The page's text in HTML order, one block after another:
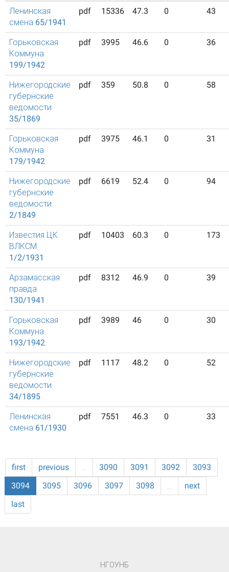
Ленинская
смена 65/1941
pdf 15336 47.3 0 43
Горьковская
Коммуна
199/1942
pdf 3995 46.6 0 36
Нижегородские
губернские
ведомости
35/1869
pdf 359 50.8 0 58
Горьковская
Коммуна
179/1942
pdf 3975 46.1 0 31
Нижегородские
губернские
ведомости
2/1849
pdf 6619 52.4 0 94
Известия ЦК
ВЛКСМ
1/2/1931
pdf 10403 60.3 0 173
Арзамасская
правда
130/1941
pdf 8312 46.9 0 39
Горьковская
Коммуна
193/1942
pdf 3989 46 0 30
Нижегородские
губернские
ведомости
34/1895
pdf 1117 48.2 0 52
Ленинская
смена 61/1930
pdf 7551 46.3 0 33
first previous … 3090 3091 3092
3093
3094
3095 3096 3097 3098 …
next
last
НГОУНБ